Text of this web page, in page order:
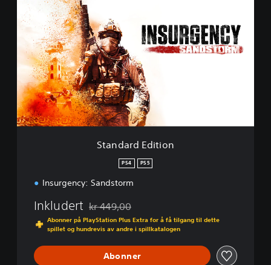
a
E
d
i
t
Standard Edition
PS4 PS5
Insurgency: Sandstorm
Inkludert Nedsatt fra opprinnelig pris på kr 449,00
kr 449,00
Abonner på PlayStation Plus Extra for å få tilgang til dette
spillet og hundrevis av andre i spillkatalogen
Abonner